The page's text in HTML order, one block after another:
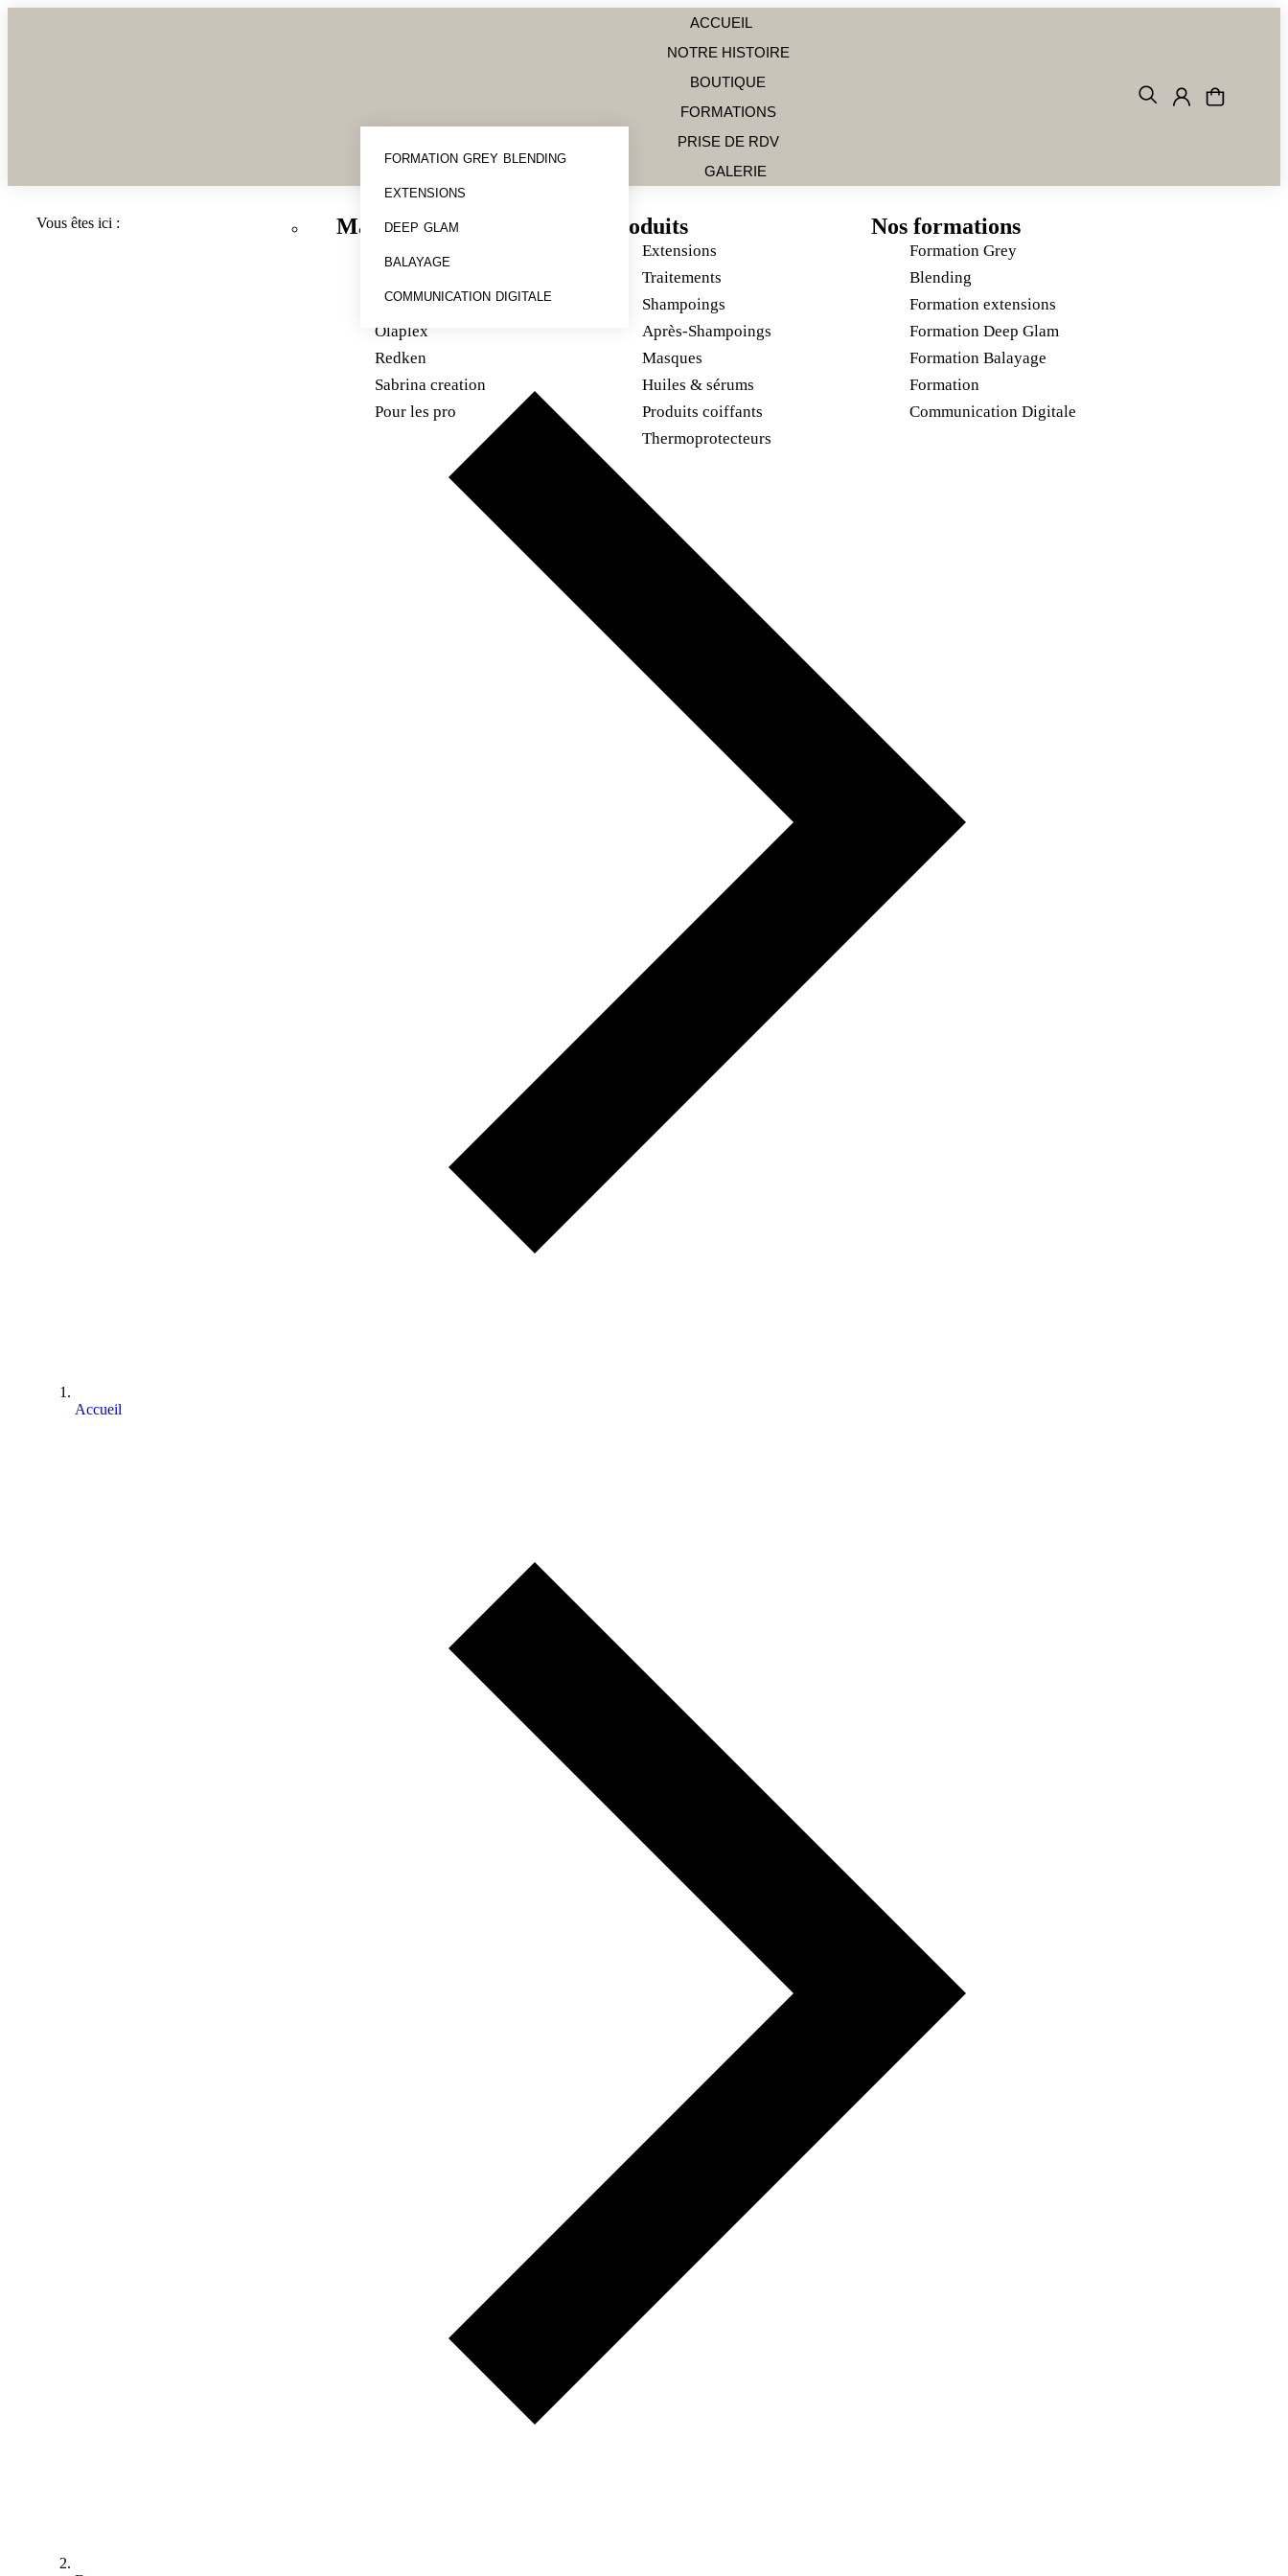
ACCUEIL
NOTRE HISTOIRE
BOUTIQUE
Marques
⁠⁠Kerastase
Olaplex
⁠⁠Redken
Sabrina creation
Pour les pro
Produits
Extensions
Traitements
Shampoings
Après-Shampoings
Masques
Huiles & sérums
Produits coiffants
Thermoprotecteurs
Nos formations
Formation Grey
Blending
Formation extensions
Formation Deep Glam
Formation Balayage
Formation
Communication Digitale
FORMATIONS
FORMATION GREY BLENDING
EXTENSIONS
DEEP GLAM
BALAYAGE
COMMUNICATION DIGITALE
PRISE DE RDV
GALERIE
Vous êtes ici :
Accueil